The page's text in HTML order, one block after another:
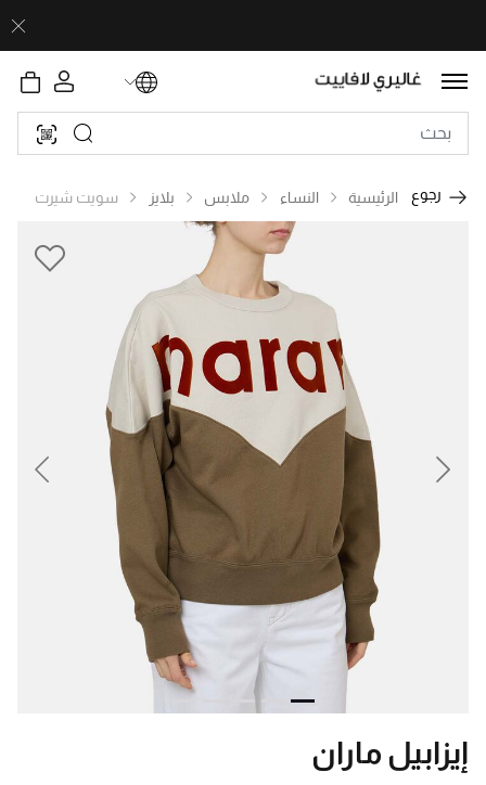
رجوع الرئيسية النساء ملابس بلايز سويت شيرت
Next
إيزابيل ماران